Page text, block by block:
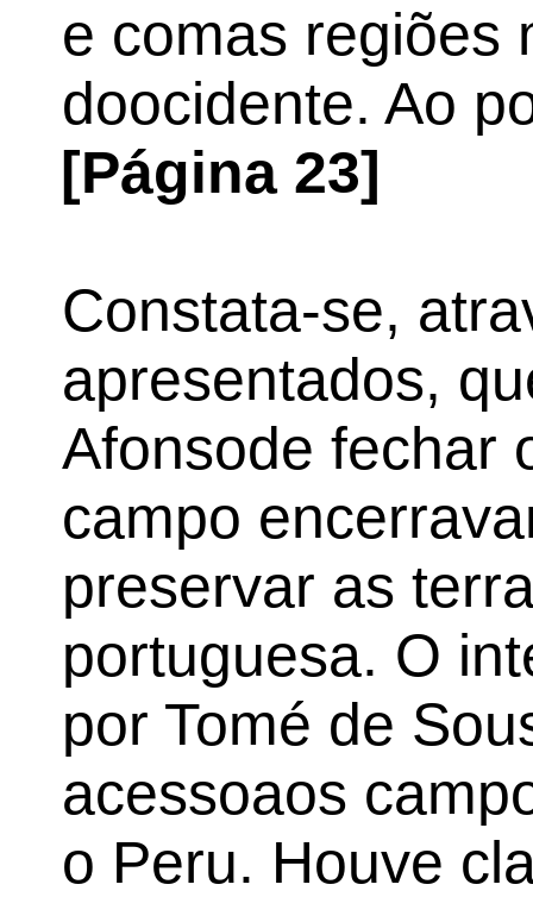
e comas regiões
doocidente. Ao
[Página 23]
Constata-se,
apresentados,
Afonsode fechar
campo
preservar as
portuguesa. O
por Tomé de
acessoaos
o Peru. Houve